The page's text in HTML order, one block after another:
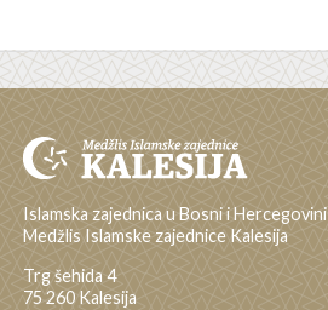
Islamska zajednica u Bosni i Hercegovini
Medžlis Islamske zajednice Kalesija
Trg šehida 4
75 260 Kalesija